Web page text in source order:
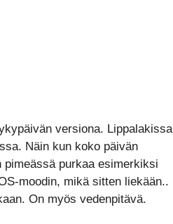
versiona. Lippalakissa
Näin kun koko päivän
purkaa esimerkiksi
moodin, mikä sitten liekään..
On myös vedenpitävä.